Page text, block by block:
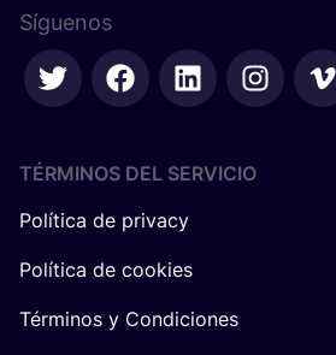
Síguenos
TÉRMINOS DEL SERVICIO
Política de privacy
Política de cookies
Términos y Condiciones